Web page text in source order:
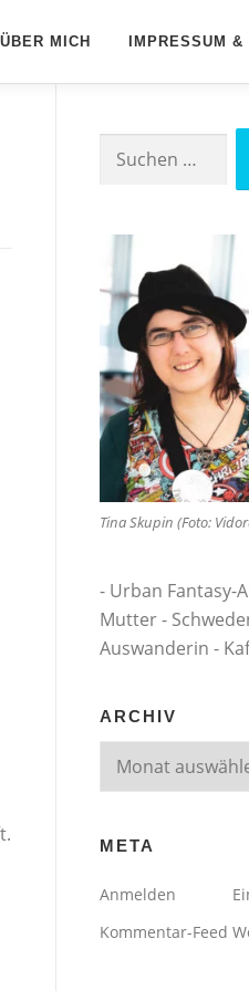
ÜBER MICH IMPRESSUM
Suchen
Tina Skupin (Foto:
- Urban Fantasy-
Mutter -
Auswanderin -
ARCHIV
Archiv
META
Anmelden
Kommentar-Feed